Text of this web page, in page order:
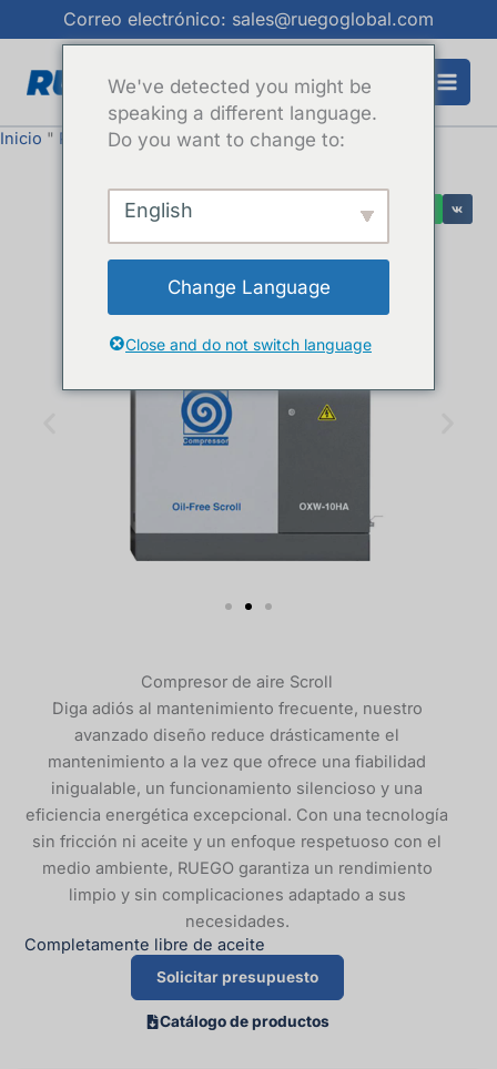
al
contenido
Correo electrónico: sales@ruegoglobal.com
Inicio " Productos "Compresor de aire Scroll
Compresor de aire Scroll
Diga adiós al mantenimiento frecuente, nuestro
avanzado diseño reduce drásticamente el
mantenimiento a la vez que ofrece una fiabilidad
inigualable, un funcionamiento silencioso y una
eficiencia energética excepcional. Con una tecnología
sin fricción ni aceite y un enfoque respetuoso con el
medio ambiente, RUEGO garantiza un rendimiento
limpio y sin complicaciones adaptado a sus
necesidades.
Completamente libre de aceite
Solicitar presupuesto
Catálogo de productos
We've detected you might be
speaking a different language.
Do you want to change to:
English
Change Language
Close and do not switch language